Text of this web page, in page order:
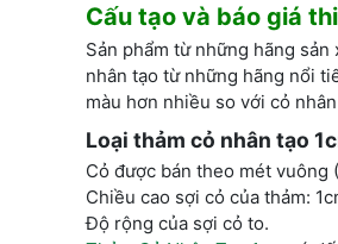
Cấu tạo và báo giá
Sản phẩm từ những hãng
nhân tạo từ những hãng nổi
màu hơn nhiều so với cỏ
Loại thảm cỏ nhân tạo
Cỏ được bán theo mét vuông
Chiều cao sợi cỏ của thảm:
Độ rộng của sợi cỏ to.